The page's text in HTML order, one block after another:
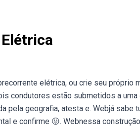
elétrica, ou crie seu próprio
condutores estão submetidos a
pela geografia, atesta e. Webjá sabe
e confirme 😛. Webnessa